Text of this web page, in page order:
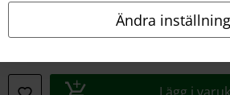
Ändra
Lägg i
Avfallshantering och miljöskydd
Försäkran om överensstämmelse